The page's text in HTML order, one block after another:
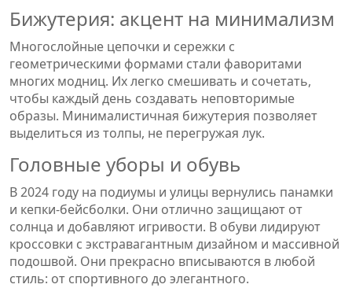
Бижутерия: акцент на минимализм
Многослойные цепочки и сережки с
геометрическими формами стали фаворитами
многих модниц. Их легко смешивать и сочетать,
чтобы каждый день создавать неповторимые
образы. Минималистичная бижутерия позволяет
выделиться из толпы, не перегружая лук.
Головные уборы и обувь
В 2024 году на подиумы и улицы вернулись панамки
и кепки-бейсболки. Они отлично защищают от
солнца и добавляют игривости. В обуви лидируют
кроссовки с экстравагантным дизайном и массивной
подошвой. Они прекрасно вписываются в любой
стиль: от спортивного до элегантного.